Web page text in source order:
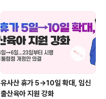
유사산 휴가 5→10일 확대, 임신
출산육아 지원 강화